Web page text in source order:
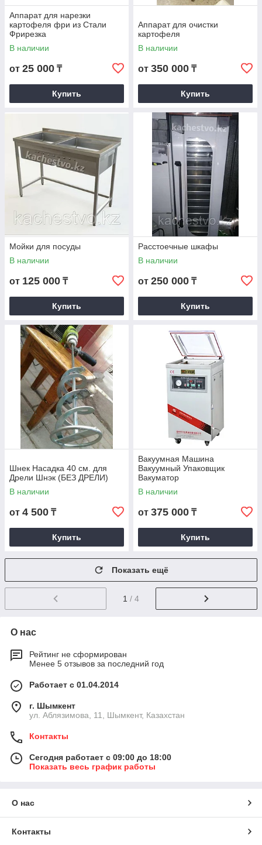
Аппарат для нарезки
картофеля фри из Стали
Фрирезка
В наличии
от 25 000 ₸
Купить
Аппарат для очистки
картофеля
В наличии
от 350 000 ₸
Купить
Мойки для посуды
В наличии
от 125 000 ₸
Купить
Расстоечные шкафы
В наличии
от 250 000 ₸
Купить
Шнек Насадка 40 см. для
Дрели Шнэк (БЕЗ ДРЕЛИ)
В наличии
от 4 500 ₸
Купить
Вакуумная Машина
Вакуумный Упаковщик
Вакуматор
В наличии
от 375 000 ₸
Купить
Показать ещё
1 / 4
О нас
Рейтинг не сформирован
Менее 5 отзывов за последний год
Работает с 01.04.2014
г. Шымкент
ул. Аблязимова, 11, Шымкент, Казахстан
Контакты
Сегодня работает с 09:00 до 18:00
Показать весь график работы
О нас
Контакты